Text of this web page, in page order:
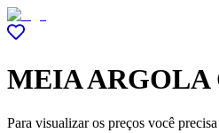
MEIA ARGOLA
Para visualizar os preços você